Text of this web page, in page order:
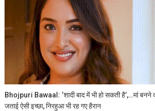
Bhojpuri Bawaal: ‘शादी बाद में भी हो सकती है’,…मां
जताई ऐसी इच्छा, निरहुआ भी रह गए हैरान